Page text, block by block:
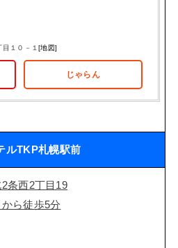
目１０－１[地図]
じゃらん
ルTKP札幌駅前
条西2丁目19
ら徒歩5分